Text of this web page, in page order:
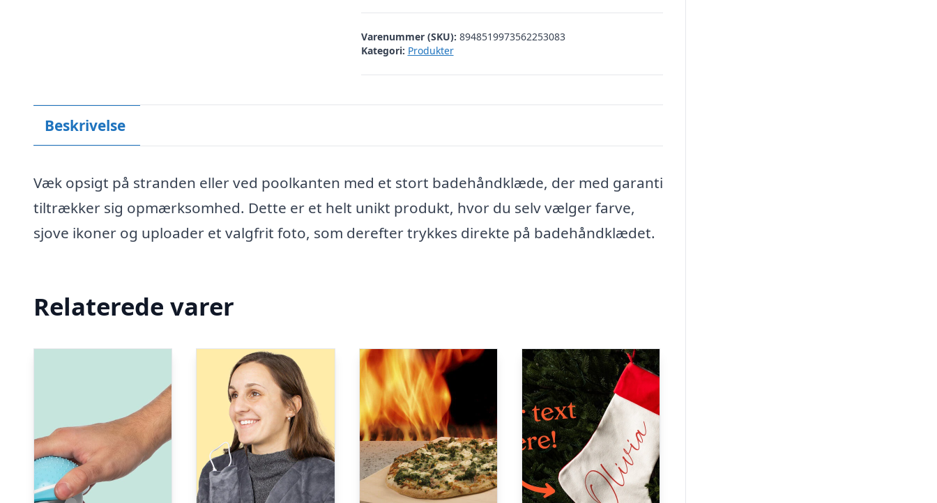
Varenummer (SKU): 8948519973562253083
Kategori: Produkter
Beskrivelse
Væk opsigt på stranden eller ved poolkanten med et stort badehåndklæde, der med garanti
tiltrækker sig opmærksomhed. Dette er et helt unikt produkt, hvor du selv vælger farve,
sjove ikoner og uploader et valgfrit foto, som derefter trykkes direkte på badehåndklædet.
Relaterede varer